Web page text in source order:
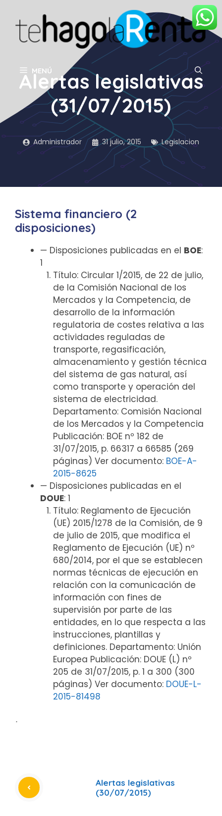
contenido
MENÚ
Alertas legislativas
(31/07/2015)
Administrador 31 julio, 2015 Legislacion
Sistema financiero (2
disposiciones)
— Disposiciones publicadas en el BOE:
1
Título: Circular 1/2015, de 22 de julio,
de la Comisión Nacional de los
Mercados y la Competencia, de
desarrollo de la información
regulatoria de costes relativa a las
actividades reguladas de
transporte, regasificación,
almacenamiento y gestión técnica
del sistema de gas natural, así
como transporte y operación del
sistema de electricidad.
Departamento: Comisión Nacional
de los Mercados y la Competencia
Publicación: BOE nº 182 de
31/07/2015, p. 66317 a 66585 (269
páginas) Ver documento: BOE-A-
2015-8625
— Disposiciones publicadas en el
DOUE: 1
Título: Reglamento de Ejecución
(UE) 2015/1278 de la Comisión, de 9
de julio de 2015, que modifica el
Reglamento de Ejecución (UE) nº
680/2014, por el que se establecen
normas técnicas de ejecución en
relación con la comunicación de
información con fines de
supervisión por parte de las
entidades, en lo que respecta a las
instrucciones, plantillas y
definiciones. Departamento: Unión
Europea Publicación: DOUE (L) nº
205 de 31/07/2015, p. 1 a 300 (300
páginas) Ver documento: DOUE-L-
2015-81498
ᐧ
Alertas legislativas
(30/07/2015)